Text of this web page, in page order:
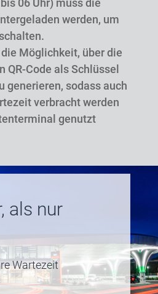
06 Uhr) muss die
werden, um
Möglichkeit, über die
QR-Code als Schlüssel
generieren, sodass auch
verbracht werden
genutzt
als nur
Wartezeit